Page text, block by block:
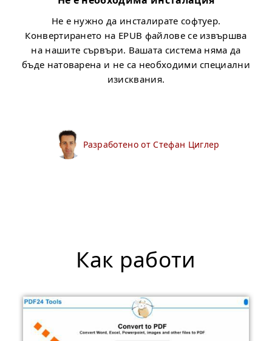
Не е нужно да инсталирате софтуер.
Конвертирането на EPUB файлове се извършва
на нашите сървъри. Вашата система няма да
бъде натоварена и не са необходими специални
изисквания.
Разработено от Стефан Циглер
Как работи